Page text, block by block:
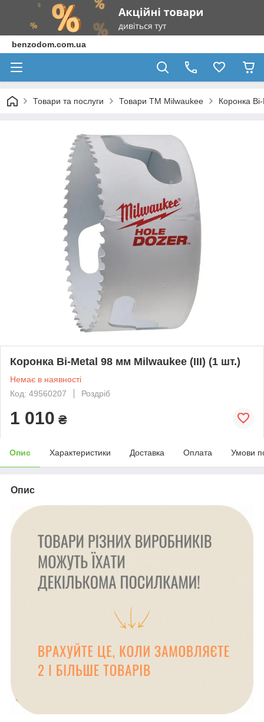
benzodom.com.ua
Товари та послуги Товари ТМ Milwaukee Коронка
Коронка Bi-Metal 98 мм Milwaukee (III) (1 шт.)
Немає в наявності
Код: 49560207
Роздріб
1 010 ₴
Опис Характеристики Доставка Оплата Умови
Опис